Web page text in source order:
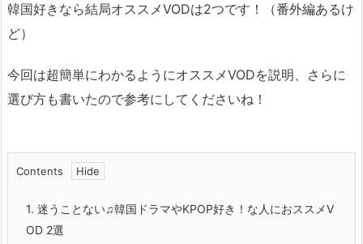
韓国好きなら結局オススメVODは2つです！（番外編あるけ
ど）
今回は超簡単にわかるようにオススメVODを説明、さらに
選び方も書いたので参考にしてくださいね！
Contents
1. 迷うことない♫韓国ドラマやKPOP好き！な人におススメV
OD 2選